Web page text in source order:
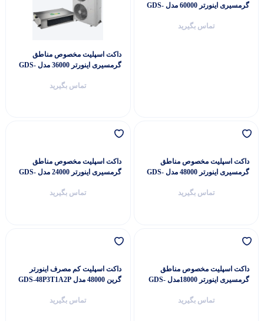
گرمسیری اینورتر 60000 مدل GDS-
تماس بگیرید
داکت اسپلیت مخصوص مناطق
گرمسیری اینورتر 36000 مدل GDS-
تماس بگیرید
داکت اسپلیت مخصوص مناطق
گرمسیری اینورتر 48000 مدل GDS-
تماس بگیرید
داکت اسپلیت مخصوص مناطق
گرمسیری اینورتر 24000 مدل GDS-
تماس بگیرید
داکت اسپلیت مخصوص مناطق
گرمسیری اینورتر 18000مدل GDS-
تماس بگیرید
داکت اسپلیت کم مصرف اینورتر
گرین 48000 مدل GDS-48P3T1A2P
تماس بگیرید